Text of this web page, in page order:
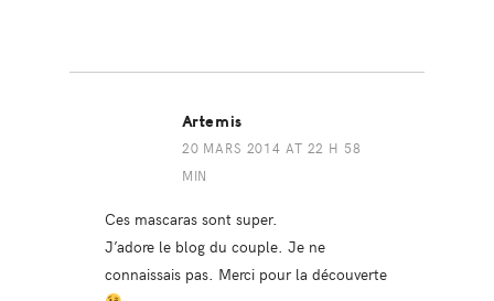
Artemis
20 MARS 2014 AT 22 H 58
MIN
Ces mascaras sont super.
J’adore le blog du couple. Je ne
connaissais pas. Merci pour la découverte